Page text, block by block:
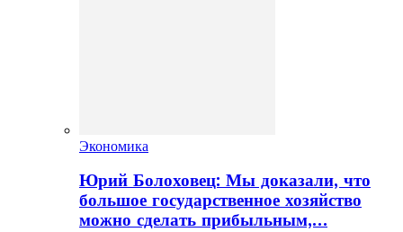
Экономика
Юрий Болоховец: Мы доказали, что
большое государственное хозяйство
можно сделать прибыльным,…